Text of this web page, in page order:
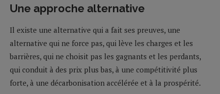
Une approche alternative
Il existe une alternative qui a fait ses preuves, une
alternative qui ne force pas, qui lève les charges et les
barrières, qui ne choisit pas les gagnants et les perdants,
qui conduit à des prix plus bas, à une compétitivité plus
forte, à une décarbonisation accélérée et à la prospérité.